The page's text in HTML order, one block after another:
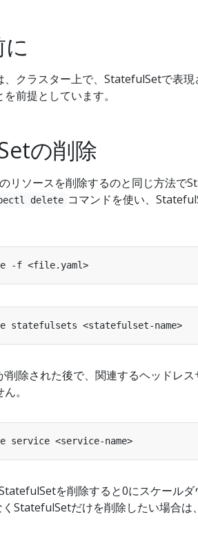
、クラスター上で、StatefulSetで表
前提としています。
の削除
リソースを削除するのと同じ方法で
delete コマンドを使い、
除された後で、関連するヘッドレ
。
を削除すると0にスケール
StatefulSetだけを削除したい場合は、